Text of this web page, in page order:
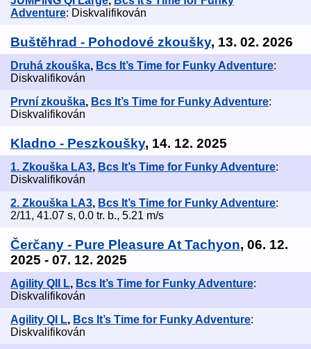
Adventure: Diskvalifikován
Buštěhrad - Pohodové zkoušky, 13. 02. 2026
Druhá zkouška, Bcs It’s Time for Funky Adventure:
Diskvalifikován
První zkouška, Bcs It’s Time for Funky Adventure:
Diskvalifikován
Kladno - Peszkoušky, 14. 12. 2025
1. Zkouška LA3, Bcs It’s Time for Funky Adventure:
Diskvalifikován
2. Zkouška LA3, Bcs It’s Time for Funky Adventure:
2/11, 41.07 s, 0.0 tr. b., 5.21 m/s
Čerčany - Pure Pleasure At Tachyon, 06. 12.
2025 - 07. 12. 2025
Agility QII L, Bcs It’s Time for Funky Adventure:
Diskvalifikován
Agility QI L, Bcs It’s Time for Funky Adventure:
Diskvalifikován